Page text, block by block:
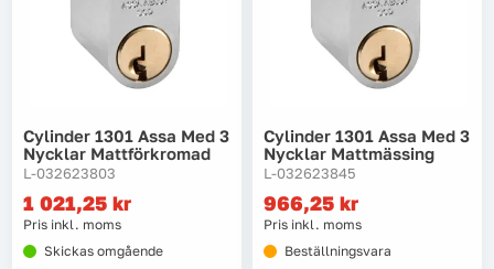
Cylinder 1301 Assa Med 3
Nycklar Mattförkromad
L-032623803
1 021,25 kr
Pris inkl. moms
Skickas omgående
Cylinder 1301 Assa Med 3
Nycklar Mattmässing
L-032623845
966,25 kr
Pris inkl. moms
Beställningsvara